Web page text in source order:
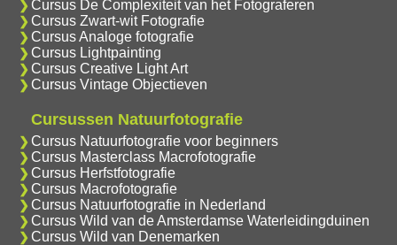
Cursus De Complexiteit van het Fotograferen
Cursus Zwart-wit Fotografie
Cursus Analoge fotografie
Cursus Lightpainting
Cursus Creative Light Art
Cursus Vintage Objectieven
Cursussen Natuurfotografie
Cursus Natuurfotografie voor beginners
Cursus Masterclass Macrofotografie
Cursus Herfstfotografie
Cursus Macrofotografie
Cursus Natuurfotografie in Nederland
Cursus Wild van de Amsterdamse Waterleidingduinen
Cursus Wild van Denemarken